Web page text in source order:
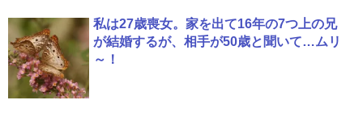
私は27歳喪女。家を出て16年の7つ上の兄
が結婚するが、相手が50歳と聞いて…ムリ
～！